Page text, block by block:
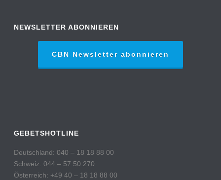
NEWSLETTER ABONNIEREN
CBN Newsletter abonnieren
GEBETSHOTLINE
Deutschland: 040 – 18 18 88 00
Schweiz: 044 – 57 50 270
Österreich: +49 40 – 18 18 88 00